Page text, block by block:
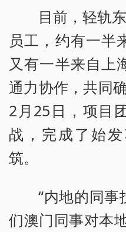
目前，轻轨
员工，约有一半
又有一半来自上
通力协作，共同
2月25日，项目
战，完成了始
筑。
“内地的同
们澳门同事对本